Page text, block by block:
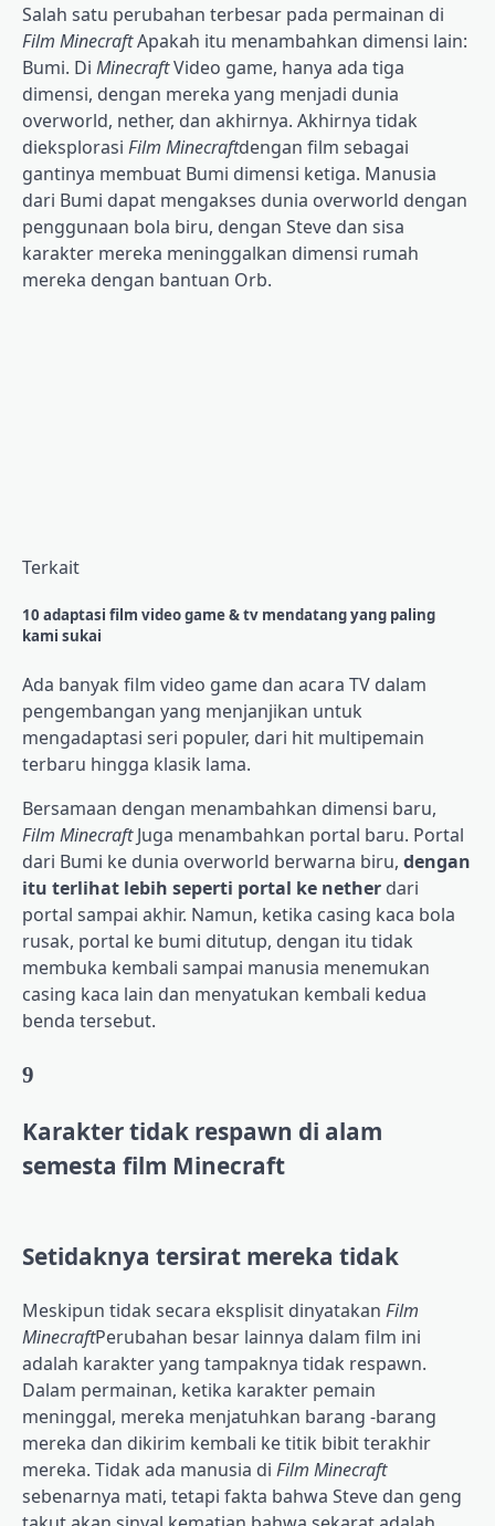
Salah satu perubahan terbesar pada permainan di
Film MinecraftApakah itu menambahkan dimensi lain:
Bumi. Di MinecraftVideo game, hanya ada tiga
dimensi, dengan mereka yang menjadi dunia
overworld, nether, dan akhirnya. Akhirnya tidak
dieksplorasi Film Minecraftdengan film sebagai
gantinya membuat Bumi dimensi ketiga. Manusia
dari Bumi dapat mengakses dunia overworld dengan
penggunaan bola biru, dengan Steve dan sisa
karakter mereka meninggalkan dimensi rumah
mereka dengan bantuan Orb.
Terkait
10 adaptasi film video game & tv mendatang yang paling
kami sukai
Ada banyak film video game dan acara TV dalam
pengembangan yang menjanjikan untuk
mengadaptasi seri populer, dari hit multipemain
terbaru hingga klasik lama.
Bersamaan dengan menambahkan dimensi baru,
Film MinecraftJuga menambahkan portal baru. Portal
dari Bumi ke dunia overworld berwarna biru, dengan
itu terlihat lebih seperti portal ke nether dari
portal sampai akhir. Namun, ketika casing kaca bola
rusak, portal ke bumi ditutup, dengan itu tidak
membuka kembali sampai manusia menemukan
casing kaca lain dan menyatukan kembali kedua
benda tersebut.
9
Karakter tidak respawn di alam
semesta film Minecraft
Setidaknya tersirat mereka tidak
Meskipun tidak secara eksplisit dinyatakan Film
MinecraftPerubahan besar lainnya dalam film ini
adalah karakter yang tampaknya tidak respawn.
Dalam permainan, ketika karakter pemain
meninggal, mereka menjatuhkan barang -barang
mereka dan dikirim kembali ke titik bibit terakhir
mereka. Tidak ada manusia di Film Minecraft
sebenarnya mati, tetapi fakta bahwa Steve dan geng